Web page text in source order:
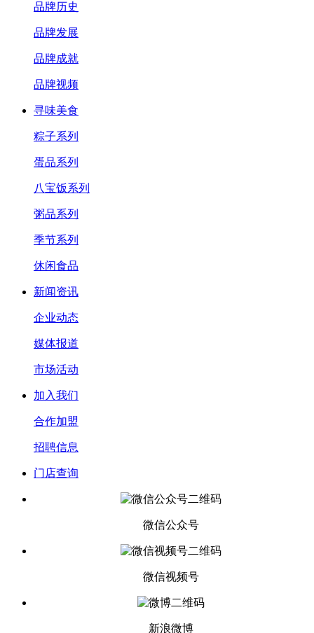
品牌历史
品牌发展
品牌成就
品牌视频
寻味美食
粽子系列
蛋品系列
八宝饭系列
粥品系列
季节系列
休闲食品
新闻资讯
企业动态
媒体报道
市场活动
加入我们
合作加盟
招聘信息
门店查询
微信公众号
微信视频号
新浪微博